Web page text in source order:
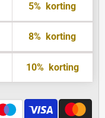
5% korting
8% korting
10%korting